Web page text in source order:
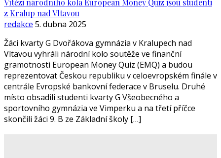
Vítězi národního kola European Money Quiz jsou studenti
z Kralup nad Vltavou
redakce 5. dubna 2025
Žáci kvarty G Dvořákova gymnázia v Kralupech nad
Vltavou vyhráli národní kolo soutěže ve finanční
gramotnosti European Money Quiz (EMQ) a budou
reprezentovat Českou republiku v celoevropském finále v
centrále Evropské bankovní federace v Bruselu. Druhé
místo obsadili studenti kvarty G Všeobecného a
sportovního gymnázia ve Vimperku a na třetí příčce
skončili žáci 9. B ze Základní školy […]